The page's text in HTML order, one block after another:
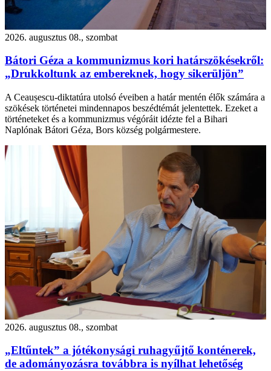
2026. augusztus 08., szombat
Bátori Géza a kommunizmus kori határszökésekről:
„Drukkoltunk az embereknek, hogy sikerüljön”
A Ceaușescu-diktatúra utolsó éveiben a határ mentén élők számára a
szökések történetei mindennapos beszédtémát jelentettek. Ezeket a
történeteket és a kommunizmus végóráit idézte fel a Bihari
Naplónak Bátori Géza, Bors község polgármestere.
2026. augusztus 08., szombat
„Eltűntek” a jótékonysági ruhagyűjtő konténerek,
de adományozásra továbbra is nyílhat lehetőség